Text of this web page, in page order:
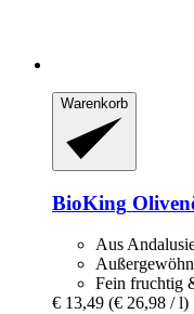
Warenkorb
BioKing
Aus
Fein fruchtig
€ 13,49 (€ 26,98 / l)